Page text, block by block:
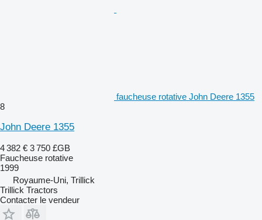
faucheuse rotative John Deere 1355
8
John Deere 1355
4 382 € 3 750 £GB
Faucheuse rotative
1999
Royaume-Uni, Trillick
Trillick Tractors
Contacter le vendeur